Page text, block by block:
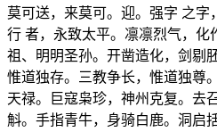
莫可送，来莫可。迎。强字 之
行 者，永致太平。凛凛烈气，化
祖、明明圣孙。开凿造化，剑剔
惟道独存。三教争长，惟道独尊
天禄。巨寇枭珍，神州克复。去
斛。手指青牛，身骑白鹿。洞启